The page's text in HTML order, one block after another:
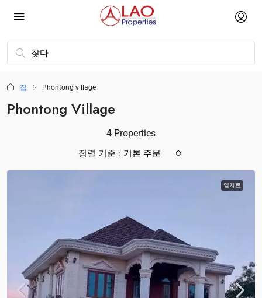
집 Phontong village
Phontong Village
4 Properties
정렬 기준 : 기본 주문
임차료